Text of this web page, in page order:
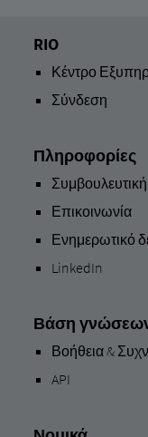
RIO
Κέντρο
Σύνδεση
Πληροφορίες
Συμβουλευτική
Επικοινωνία
Ενημερωτικό
LinkedIn
Βάση
Βοήθεια &
API